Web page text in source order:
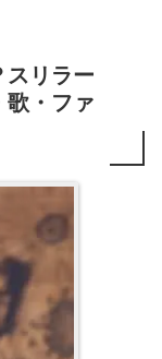
スリラー
歌・ファ